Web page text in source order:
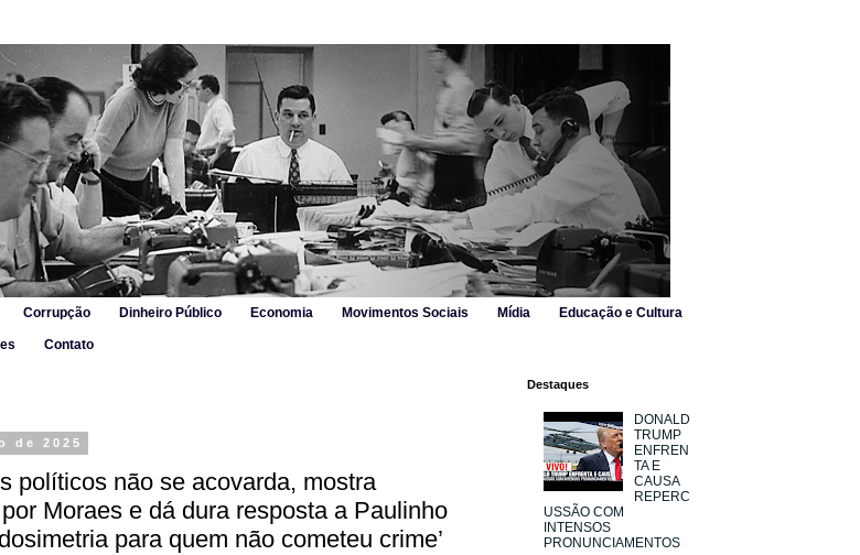
Corrupção Dinheiro Público Economia Movimentos Sociais Mídia Educação e Cultura
Contato
de 2025
políticos não se acovarda, mostra
Moraes e dá dura resposta a Paulinho
para quem não cometeu crime’
Destaques
DONALD
TRUMP
ENFREN
TA E
CAUSA
REPERC
USSÃO COM
INTENSOS
PRONUNCIAMENTOS